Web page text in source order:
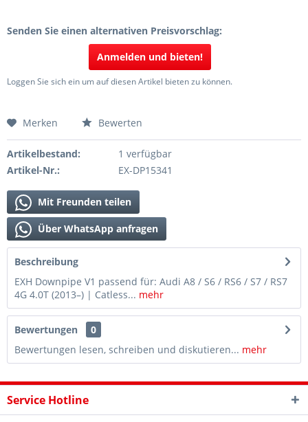
Senden Sie einen alternativen Preisvorschlag:
Anmelden und bieten!
Loggen Sie sich ein um auf diesen Artikel bieten zu können.
Merken Bewerten
Artikelbestand:
1 verfügbar
Artikel-Nr.:
EX-DP15341
Mit Freunden teilen
Über WhatsApp anfragen
Beschreibung
EXH Downpipe V1 passend für: Audi A8 / S6 / RS6 / S7 / RS7
4G 4.0T (2013–) | Catless... mehr
Bewertungen
0
Bewertungen lesen, schreiben und diskutieren... mehr
Service Hotline